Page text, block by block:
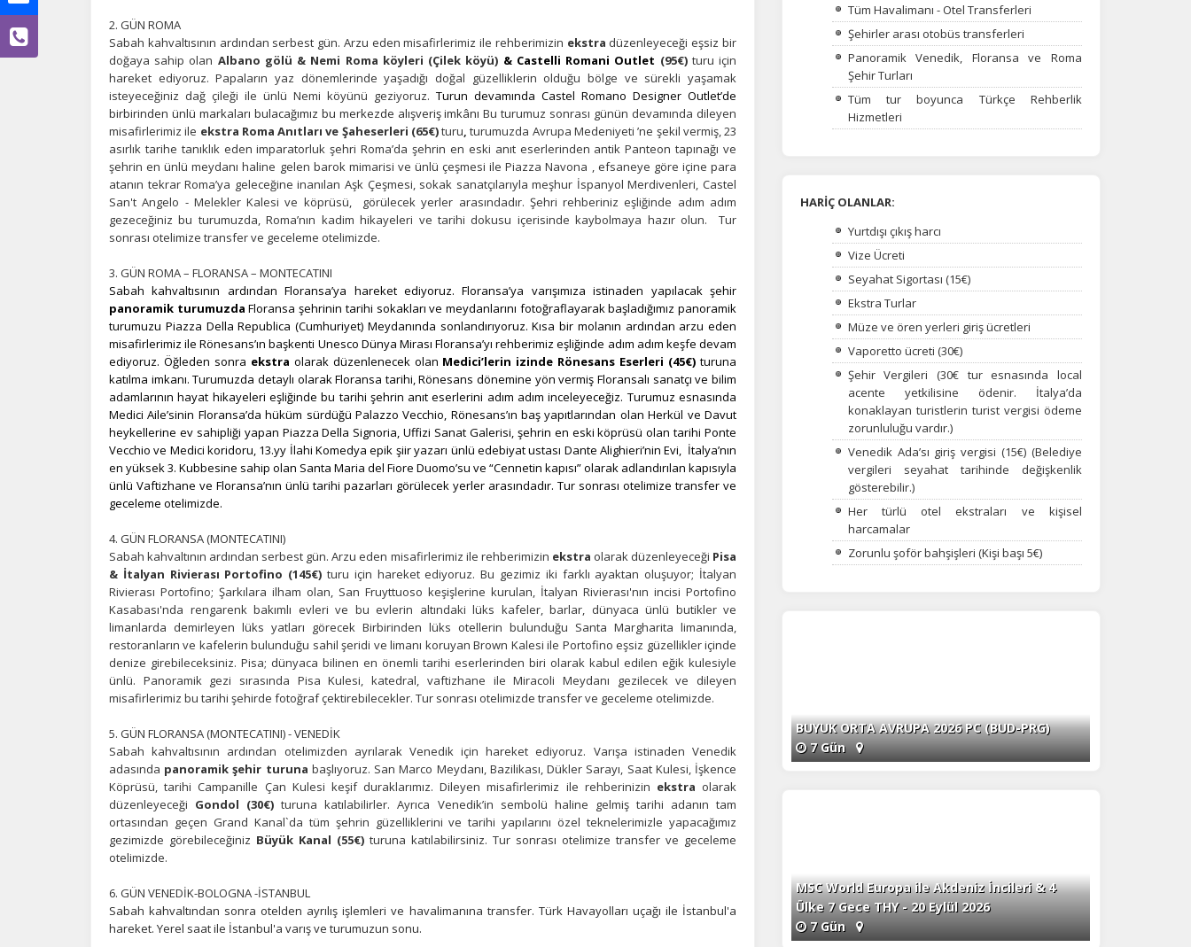
Çerez tercihlerinizibelirleyin.
Size daha kişiselleştirilmiş bir web deneyimi sunmak için bazı bilgileri tarayıcınızda
depolayabilir, bunları yurt içi ve yurt dışındaki hizmet sağlayıcılarla paylaşabiliriz. Buna
izin vermemeyi seçebilirsiniz ancak bu durumda sitemiz umduğumuz gibi çalışmaya
bilir.Daha fazla bilgi içinKVKK bilgilendirmemizi,çerez kullanımvegizlilik koşullarını
inceleyebilirsiniz.
Zorunlu Çerezler HER ZAMAN AKTIF
Oturum yönetimi, güvenlik ve temel site işlevleri için gereklidir. Bu
İstatistik Çerezleri
Ziyaretçilerin siteyi nasıl kullandığını anonim olarak ölçeriz. Hangi
sayfaların popüler olduğunu ve kullanıcıların nerede zorluk yaşadığını
anlamamıza yardımcı olur.
Pazarlama Çerezleri
Size ve ilgi alanlarınıza uygun reklamlar göstermek için kullanılır.
Kapatırsanız reklamları görmeye devam edersiniz, ancak daha az
alakalı olabilirler.
Tümünü Reddet Tümünü Kabul Et Tercihleri Kaydet
2. GÜN ROMA
Sabah kahvaltısının ardından serbest gün. Arzu eden misafirlerimiz ile rehberimizin ekstra düzenleyeceği eşsiz bir
doğaya sahip olan Albano gölü & Nemi Roma köyleri (Çilek köyü) & Castelli Romani Outlet (95€)turu için
hareket ediyoruz. Papaların yaz dönemlerinde yaşadığı doğal güzelliklerin olduğu bölge ve sürekli yaşamak
isteyeceğiniz dağ çileği ile ünlü Nemi köyünü geziyoruz. Turun devamında Castel Romano Designer Outlet’de
birbirinden ünlü markaları bulacağımız bu merkezde alışveriş imkânı Bu turumuz sonrası günün devamında dileyen
misafirlerimiz ile ekstra Roma Anıtları ve Şaheserleri (65€)turu,turumuzda Avrupa Medeniyeti ’ne şekil vermiş, 23
asırlık tarihe tanıklık eden imparatorluk şehri Roma’da şehrin en eski anıt eserlerinden antik Panteon tapınağı ve
şehrin en ünlü meydanı haline gelen barok mimarisi ve ünlü çeşmesi ile Piazza Navona , efsaneye göre içine para
atanın tekrar Roma’ya geleceğine inanılan Aşk Çeşmesi, sokak sanatçılarıyla meşhur İspanyol Merdivenleri, Castel
San't Angelo - Melekler Kalesi ve köprüsü, görülecek yerler arasındadır. Şehri rehberiniz eşliğinde adım adım
gezeceğiniz bu turumuzda, Roma’nın kadim hikayeleri ve tarihi dokusu içerisinde kaybolmaya hazır olun. Tur
sonrası otelimize transfer ve geceleme otelimizde.
3. GÜN ROMA – FLORANSA – MONTECATINI
Sabah kahvaltısının ardından Floransa’ya hareket ediyoruz. Floransa’ya varışımıza istinaden yapılacak şehir
panoramik turumuzda Floransa şehrinin tarihi sokakları ve meydanlarını fotoğraflayarak başladığımız panoramik
turumuzu Piazza Della Republica (Cumhuriyet) Meydanında sonlandırıyoruz. Kısa bir molanın ardından arzu eden
misafirlerimiz ile Rönesans’ın başkenti Unesco Dünya Mirası Floransa’yı rehberimiz eşliğinde adım adım keşfe devam
ediyoruz. Öğleden sonra ekstra olarak düzenlenecek olan Medici’lerin izinde Rönesans Eserleri (45€) turuna
katılma imkanı. Turumuzda detaylı olarak Floransa tarihi, Rönesans dönemine yön vermiş Floransalı sanatçı ve bilim
adamlarının hayat hikayeleri eşliğinde bu tarihi şehrin anıt eserlerini adım adım inceleyeceğiz. Turumuz esnasında
Medici Aile’sinin Floransa’da hüküm sürdüğü Palazzo Vecchio, Rönesans’ın baş yapıtlarından olan Herkül ve Davut
heykellerine ev sahipliği yapan Piazza Della Signoria, Uffizi Sanat Galerisi, şehrin en eski köprüsü olan tarihi Ponte
Vecchio ve Medici koridoru, 13.yy İlahi Komedya epik şiir yazarı ünlü edebiyat ustası Dante Alighieri’nin Evi, İtalya’nın
en yüksek 3. Kubbesine sahip olan Santa Maria del Fiore Duomo’su ve “Cennetin kapısı” olarak adlandırılan kapısıyla
ünlü Vaftizhane ve Floransa’nın ünlü tarihi pazarları görülecek yerler arasındadır. Tur sonrası otelimize transfer ve
geceleme otelimizde.
4. GÜN FLORANSA (MONTECATINI)
Sabah kahvaltının ardından serbest gün. Arzu eden misafirlerimiz ile rehberimizin ekstra olarak düzenleyeceği Pisa
& İtalyan Rivierası Portofino (145€) turu için hareket ediyoruz. Bu gezimiz iki farklı ayaktan oluşuyor; İtalyan
Rivierası Portofino; Şarkılara ilham olan, San Fruyttuoso keşişlerine kurulan, İtalyan Rivierası'nın incisi Portofino
Kasabası'nda rengarenk bakımlı evleri ve bu evlerin altındaki lüks kafeler, barlar, dünyaca ünlü butikler ve
limanlarda demirleyen lüks yatları görecek Birbirinden lüks otellerin bulunduğu Santa Margharita limanında,
restoranların ve kafelerin bulunduğu sahil şeridi ve limanı koruyan Brown Kalesi ile Portofino eşsiz güzellikler içinde
denize girebileceksiniz. Pisa; dünyaca bilinen en önemli tarihi eserlerinden biri olarak kabul edilen eğik kulesiyle
ünlü. Panoramik gezi sırasında Pisa Kulesi, katedral, vaftizhane ile Miracoli Meydanı gezilecek ve dileyen
misafirlerimiz bu tarihi şehirde fotoğraf çektirebilecekler. Tur sonrası otelimizde transfer ve geceleme otelimizde.
5. GÜN FLORANSA (MONTECATINI) - VENEDİK
Sabah kahvaltısının ardından otelimizden ayrılarak Venedik için hareket ediyoruz. Varışa istinaden Venedik
adasında panoramik şehir turuna başlıyoruz. San Marco Meydanı, Bazilikası, Dükler Sarayı, Saat Kulesi, İşkence
Köprüsü, tarihi Campanille Çan Kulesi keşif duraklarımız. Dileyen misafirlerimiz ile rehberinizin ekstra olarak
düzenleyeceği Gondol (30€) turuna katılabilirler. Ayrıca Venedik’in sembolü haline gelmiş tarihi adanın tam
ortasından geçen Grand Kanal`da tüm şehrin güzelliklerini ve tarihi yapılarını özel teknelerimizle yapacağımız
gezimizde görebileceğiniz Büyük Kanal (55€) turuna katılabilirsiniz. Tur sonrası otelimize transfer ve geceleme
otelimizde.
6. GÜN VENEDİK-BOLOGNA -İSTANBUL
Sabah kahvaltından sonra otelden ayrılış işlemleri ve havalimanına transfer. Türk Havayolları uçağı ile İstanbul'a
hareket. Yerel saat ile İstanbul'a varış ve turumuzun sonu.
Tüm Havalimanı - Otel Transferleri
Şehirler arası otobüs transferleri
Panoramik Venedik, Floransa ve Roma
Şehir Turları
Tüm tur boyunca Türkçe Rehberlik
Hizmetleri
HARİÇ OLANLAR:
Yurtdışı çıkış harcı
Vize Ücreti
Seyahat Sigortası (15€)
Ekstra Turlar
Müze ve ören yerleri giriş ücretleri
Vaporetto ücreti (30€)
Şehir Vergileri (30€ tur esnasında local
acente yetkilisine ödenir.
İtalya’da
konaklayan turistlerin turist vergisi ödeme
zorunluluğu vardır.)
Venedik Ada’sı giriş vergisi (15€) (Belediye
vergileri seyahat tarihinde değişkenlik
gösterebilir.)
Her türlü otel ekstraları ve kişisel
harcamalar
Zorunlu şoför bahşişleri (Kişi başı 5€)
BUYUK ORTA AVRUPA 2026 PC (BUD-PRG)
7 Gün
MSC World Europa ile Akdeniz İncileri & 4
Ülke 7 Gece THY - 20 Eylül 2026
7 Gün